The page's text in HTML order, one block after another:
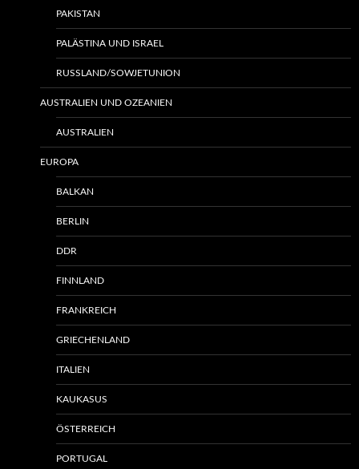
PAKISTAN
PALÄSTINA UND ISRAEL
RUSSLAND/SOWJETUNION
AUSTRALIEN UND OZEANIEN
AUSTRALIEN
EUROPA
BALKAN
BERLIN
DDR
FINNLAND
FRANKREICH
GRIECHENLAND
ITALIEN
KAUKASUS
ÖSTERREICH
PORTUGAL